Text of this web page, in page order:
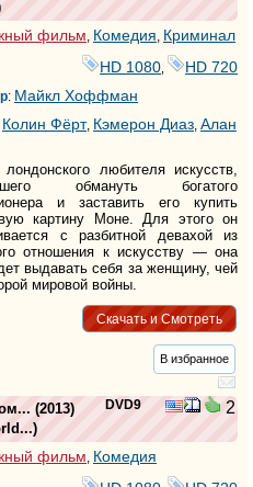
фильм, Комедия, Криминал
HD 1080
HD 720
: Майкл Хоффман
Колин Фёрт, Кэмерон Диаз, Алан
лондонского любителя искусств,
обмануть богатого
и заставить его купить
картину Моне. Для этого он
с разбитной девахой из
отношения к искусству — она
выдавать себя за женщину, чей
мировой войны.
Скачать и Смотреть
В избранное
DVD9 2
(2013)
)
фильм, Комедия